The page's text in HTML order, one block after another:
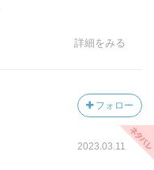
詳細をみる
フォロー
2023.03.11